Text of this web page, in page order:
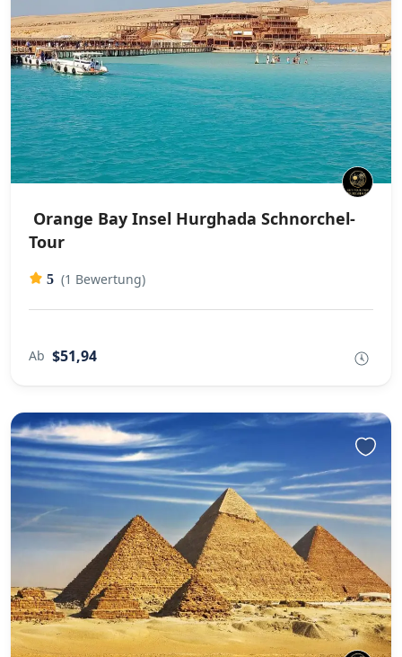
Orange Bay Insel Hurghada Schnorchel-
Tour
5 (1 Bewertung)
Ab $51,94